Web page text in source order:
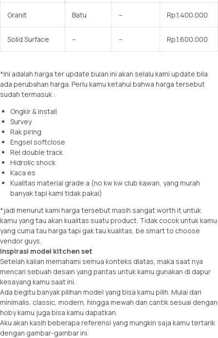
Granit Batu – Rp.1.400.000
Solid Surface – – Rp.1.600.000
*Ini adalah harga ter update bulan ini akan selalu kami update bila
ada perubahan harga. Perlu kamu ketahui bahwa harga tersebut
sudah termasuk :
Ongkir & install
Survey
Rak piring
Engsel softclose
Rel double track
Hidrolic shock
Kaca es
Kualitas material grade a (no kw kw club kawan, yang murah
banyak tapi kami tidak pakai)
*jadi menurut kami harga tersebut masih sangat worth it untuk
kamu yang tau akan kualitas suatu product. Tidak cocok untuk kamu
yang cuma tau harga tapi gak tau kualitas, be smart to choose
vendor guys.
Inspirasi model kitchen set
Setelah kalian memahami semua konteks diatas, maka saat nya
mencari sebuah desain yang pantas untuk kamu gunakan di dapur
kesayang kamu saat ini.
Ada begitu banyak pilihan model yang bisa kamu pilih. Mulai dari
minimalis, classic, modern, hingga mewah dan cantik sesuai dengan
hoby kamu juga bisa kamu dapatkan.
Aku akan kasih beberapa referensi yang mungkin saja kamu tertarik
dengan gambar-gambar ini.